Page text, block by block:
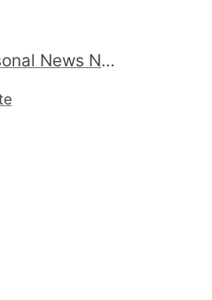
XYDO - Personal News Network."XYDO appears to be leaning heavily on social collaborative filtering to divine the top news for you"